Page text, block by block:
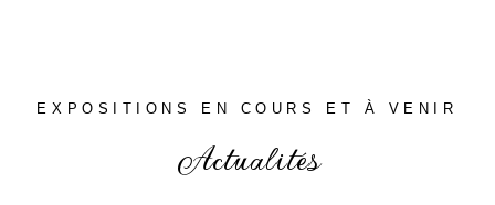
EXPOSITIONS EN COURS ET À VENIR
Actualités